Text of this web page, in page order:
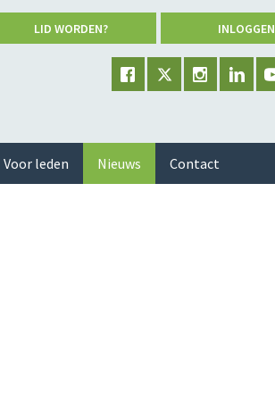
LID WORDEN? INLOGGEN
Voor leden Nieuws Contact